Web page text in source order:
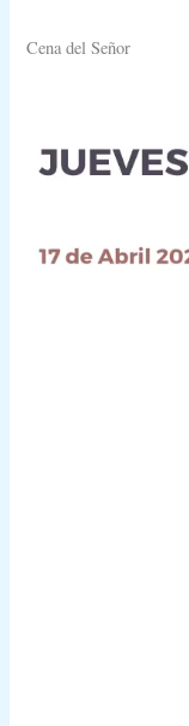
Cena del Señor